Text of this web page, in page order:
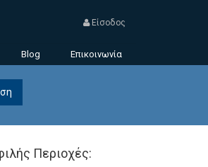
Είσοδος
Blog Επικοινωνία
Περιοχές: